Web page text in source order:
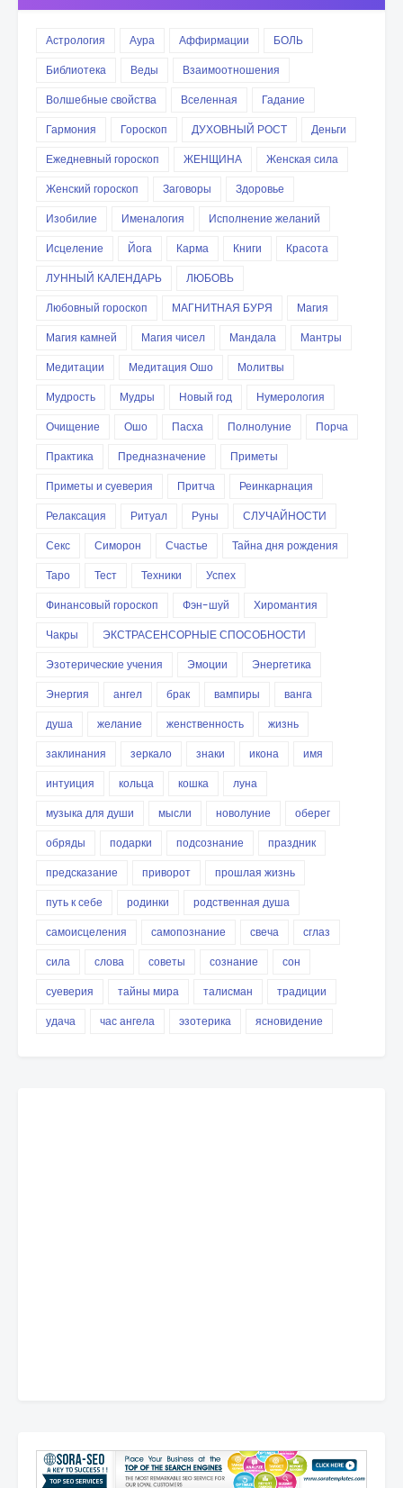
Астрология Аура Аффирмации
БОЛЬ
Библиотека
Веды
Взаимоотношения
Волшебные свойства
Вселенная
Гадание
Гармония
Гороскоп ДУХОВНЫЙ РОСТ
Деньги
Ежедневный гороскоп
ЖЕНЩИНА
Женская сила
Женский гороскоп
Заговоры
Здоровье
Изобилие
Именалогия
Исполнение желаний
Исцеление
Йога Карма Книги
Красота
ЛУННЫЙ КАЛЕНДАРЬ
ЛЮБОВЬ
Любовный гороскоп
МАГНИТНАЯ БУРЯ
Магия
Магия камней
Магия чисел Мандала
Мантры
Медитации
Медитация Ошо
Молитвы
Мудрость
Мудры Новый год
Нумерология
Очищение
Ошо Пасха Полнолуние
Порча
Практика
Предназначение
Приметы
Приметы и суеверия
Притча
Реинкарнация
Релаксация
Ритуал Руны
СЛУЧАЙНОСТИ
Секс
Симорон Счастье
Тайна дня рождения
Таро
Тест Техники
Успех
Финансовый гороскоп
Фэн-шуй
Хиромантия
Чакры
ЭКСТРАСЕНСОРНЫЕ СПОСОБНОСТИ
Эзотерические учения
Эмоции
Энергетика
Энергия
ангел брак вампиры
ванга
душа
желание женственность
жизнь
заклинания
зеркало знаки икона
имя
интуиция
кольца кошка
луна
музыка для души
мысли новолуние
оберег
обряды
подарки подсознание
праздник
предсказание
приворот
прошлая жизнь
путь к себе
родинки
родственная душа
самоисцеления
самопознание свеча
сглаз
сила
слова советы сознание
сон
суеверия
тайны мира талисман
традиции
удача
час ангела эзотерика ясновидение